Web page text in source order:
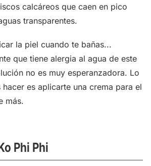
calcáreos que caen en pico
transparentes.
la piel cuando te bañas...
que tiene alergia al agua de este
no es muy esperanzadora. Lo
es aplicarte una crema para el
más.
Phi Phi